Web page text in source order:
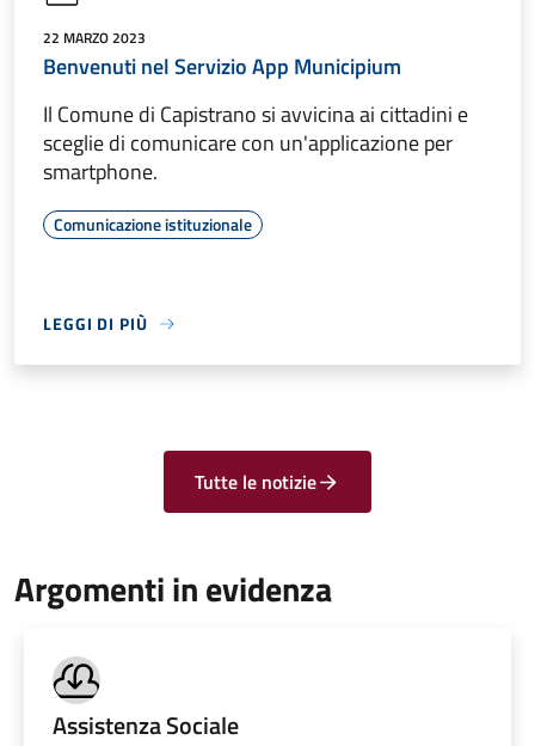
22 MARZO 2023
Benvenuti nel Servizio App Municipium
Il Comune di Capistrano si avvicina ai cittadini e
sceglie di comunicare con un'applicazione per
smartphone.
Comunicazione istituzionale
LEGGI DI PIÙ
Tutte le notizie
Argomenti in evidenza
Assistenza Sociale